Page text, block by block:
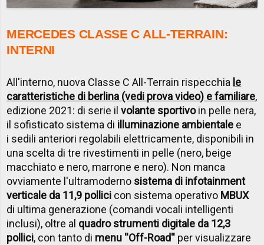
MERCEDES CLASSE C ALL-TERRAIN:
INTERNI
All'interno, nuova Classe C All-Terrain rispecchia le
caratteristiche di berlina (vedi prova video) e familiare,
edizione 2021: di serie ilvolante sportivoin pelle nera,
il sofisticato sistema di illuminazione ambientale e
i sedili anteriori regolabili elettricamente, disponibili in
una scelta di tre rivestimenti in pelle (nero, beige
macchiato e nero, marrone e nero). Non manca
ovviamente l'ultramoderno sistema di infotainment
verticale da 11,9 pollici con sistema operativo MBUX
di ultima generazione (comandi vocali intelligenti
inclusi), oltre al quadro strumenti digitale da 12,3
pollici, con tanto di menu ''Off-Road'' per visualizzare